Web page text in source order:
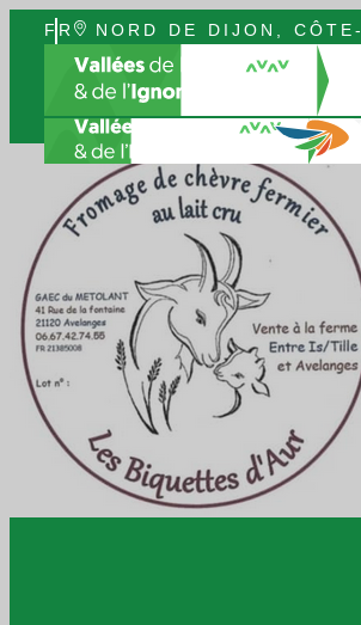
FR
EN
NORD DE DIJON, CÔTE-
D’OR, BOURGOGNE